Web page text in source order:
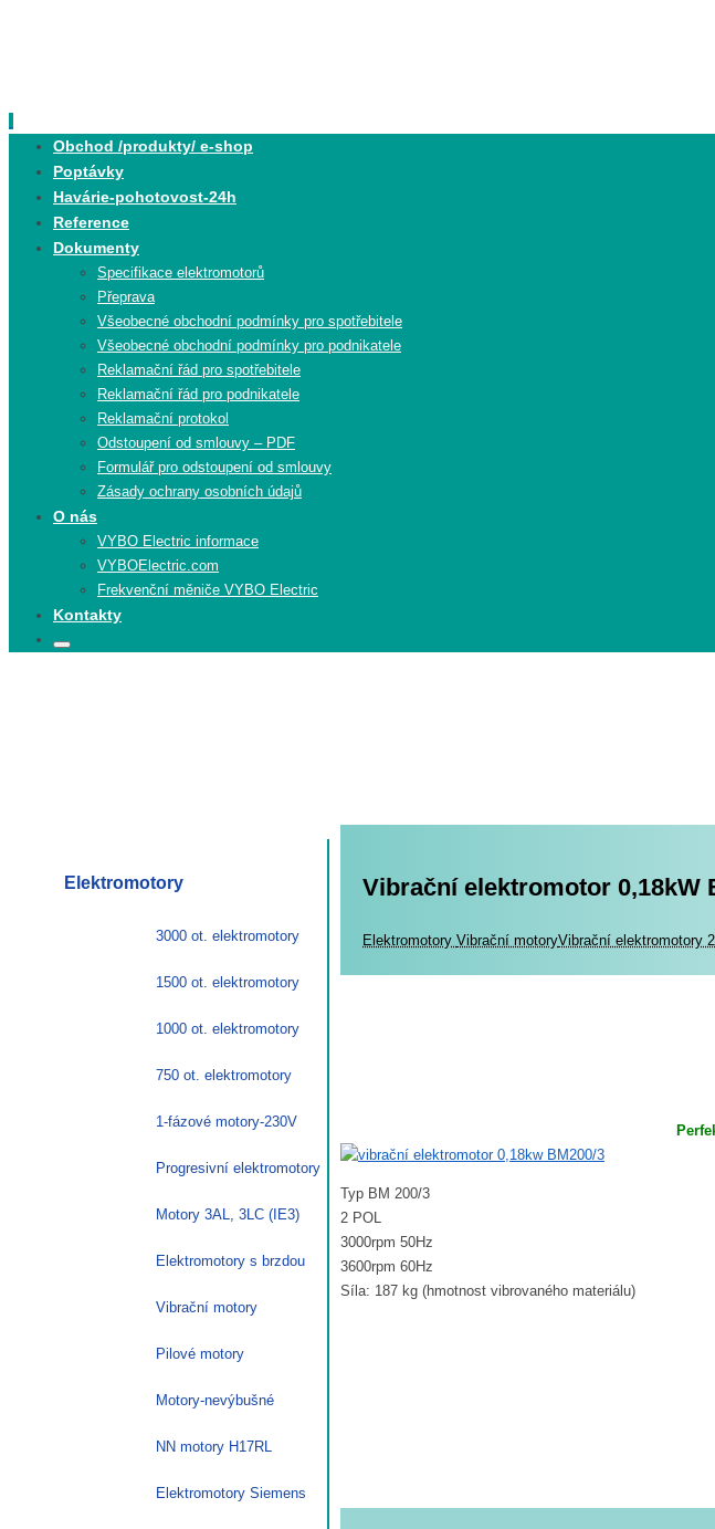
content
Obchod /produkty/ e-shop
Poptávky
Havárie-pohotovost-24h
Reference
Dokumenty
Specifikace elektromotorů
Přeprava
Všeobecné obchodní podmínky pro spotřebitele
Všeobecné obchodní podmínky pro podnikatele
Reklamační řád pro spotřebitele
Reklamační řád pro podnikatele
Reklamační protokol
Odstoupení od smlouvy – PDF
Formulář pro odstoupení od smlouvy
Zásady ochrany osobních údajů
O nás
VYBO Electric informace
VYBOElectric.com
Frekvenční měniče VYBO Electric
Kontakty
Search
Search
Vibrační elektromotor 0,18kW
Elektromotory Elektromotory
Vibrační motoryVibrační elektromotory
Typ BM 200/3
2 POL
3000rpm 50Hz
3600rpm 60Hz
Síla: 187 kg (hmotnost vibrovaného materiálu)
Elektromotory
3000 ot. elektromotory
1500 ot. elektromotory
1000 ot. elektromotory
750 ot. elektromotory
1-fázové motory-230V
Progresivní elektromotory
Motory 3AL, 3LC (IE3)
Elektromotory s brzdou
Vibrační motory
Pilové motory
Motory-nevýbušné
NN motory H17RL
Elektromotory Siemens